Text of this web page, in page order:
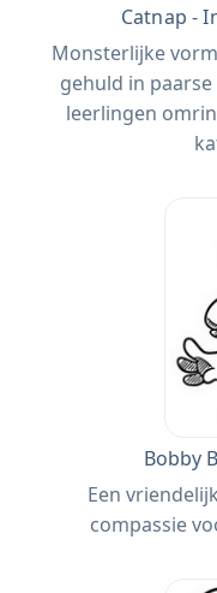
Catnap -
Monsterlijke
gehuld in
leerlingen
Bobby
Een
compassie